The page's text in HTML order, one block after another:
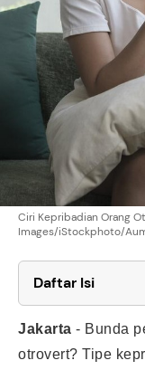
Ciri Kepribadian Orang
Images/iStockphoto/
Daftar Isi
Jakarta - Bunda
otrovert? Tipe